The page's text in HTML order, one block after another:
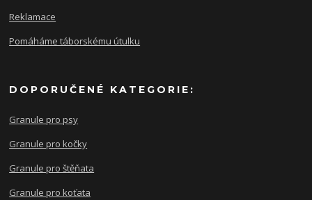
Reklamace
Pomáháme táborskému útulku
DOPORUČENÉ KATEGORIE:
Granule pro psy
Granule pro kočky
Granule pro štěňata
Granule pro koťata